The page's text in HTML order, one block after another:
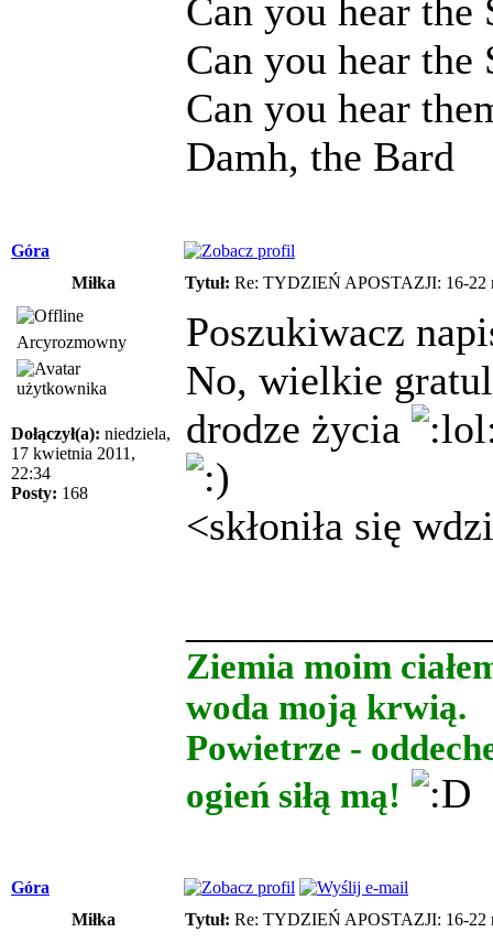
Can you hear
Can you hear
Can you hear
Damh, the Bard
Góra
Miłka
Tytuł: Re: TYDZIEŃ APOSTAZJI: 16-22
Arcyrozmowny
Dołączył(a): niedziela,
17 kwietnia 2011,
22:34
Posty: 168
Poszukiwacz
No, wielkie
drodze życia
<skłoniła się
Ziemia moim
woda moją krwią.
Powietrze -
ogień siłą mą!
Góra
Miłka
Tytuł: Re: TYDZIEŃ APOSTAZJI: 16-22